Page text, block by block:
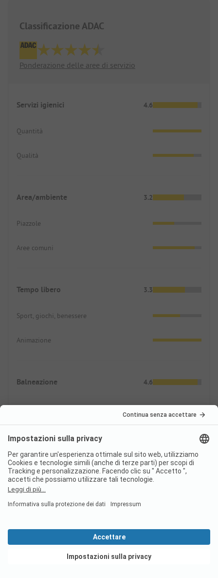
Classificazione ADAC
Ponderazione delle aree di servizio
Servizi igienici 4.6
Quantità
Qualità
Area/ambiente 3.2
Piazzole
Aree comuni
Tempo libero 3.3
Sport, giochi, benessere
Animazione
Balneazione 4.6
Nella natura
Rifornimento 2.0
Offerta commerciale
Vedi offerte